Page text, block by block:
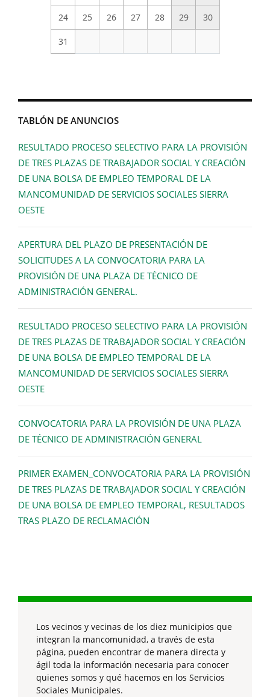
24 25 26 27 28 29 30
31
TABLÓN DE ANUNCIOS
RESULTADO PROCESO SELECTIVO PARA LA PROVISIÓN
DE TRES PLAZAS DE TRABAJADOR SOCIAL Y CREACIÓN
DE UNA BOLSA DE EMPLEO TEMPORAL DE LA
MANCOMUNIDAD DE SERVICIOS SOCIALES SIERRA
OESTE
APERTURA DEL PLAZO DE PRESENTACIÓN DE
SOLICITUDES A LA CONVOCATORIA PARA LA
PROVISIÓN DE UNA PLAZA DE TÉCNICO DE
ADMINISTRACIÓN GENERAL.
RESULTADO PROCESO SELECTIVO PARA LA PROVISIÓN
DE TRES PLAZAS DE TRABAJADOR SOCIAL Y CREACIÓN
DE UNA BOLSA DE EMPLEO TEMPORAL DE LA
MANCOMUNIDAD DE SERVICIOS SOCIALES SIERRA
OESTE
CONVOCATORIA PARA LA PROVISIÓN DE UNA PLAZA
DE TÉCNICO DE ADMINISTRACIÓN GENERAL
PRIMER EXAMEN_CONVOCATORIA PARA LA PROVISIÓN
DE TRES PLAZAS DE TRABAJADOR SOCIAL Y CREACIÓN
DE UNA BOLSA DE EMPLEO TEMPORAL, RESULTADOS
TRAS PLAZO DE RECLAMACIÓN
Los vecinos y vecinas de los diez municipios que
integran la mancomunidad, a través de esta
página, pueden encontrar de manera directa y
ágil toda la información necesaria para conocer
quienes somos y qué hacemos en los Servicios
Sociales Municipales.